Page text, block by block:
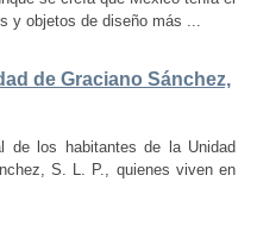
y objetos de diseño más ...
de Graciano Sánchez,
de los habitantes de la Unidad
S. L. P., quienes viven en